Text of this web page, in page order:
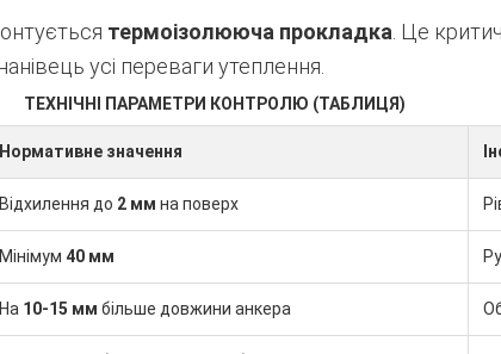
термоізолююча прокладка . Це
усі переваги утеплення.
ТЕХНІЧНІ ПАРАМЕТРИ КОНТРОЛЮ (ТАБЛИЦЯ)
Нормативне значення
Відхилення до 2 мм на поверх
Мінімум 40 мм
На 10-15 мм більше довжини анкера